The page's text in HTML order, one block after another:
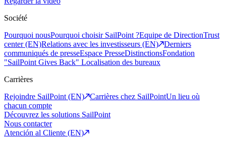
Société
Pourquoi nousPourquoi choisir SailPoint ?Equipe de DirectionTrust
center (EN)Relations avec les investisseurs (EN)
Derniers
communiqués de presseEspace PresseDistinctionsFondation
"SailPoint Gives Back" Localisation des bureaux
Carrières
Rejoindre SailPoint (EN)
Carrières chez SailPointUn lieu où
chacun compte
Découvrez les solutions SailPoint
Nous contacter
Atención al Cliente (EN)